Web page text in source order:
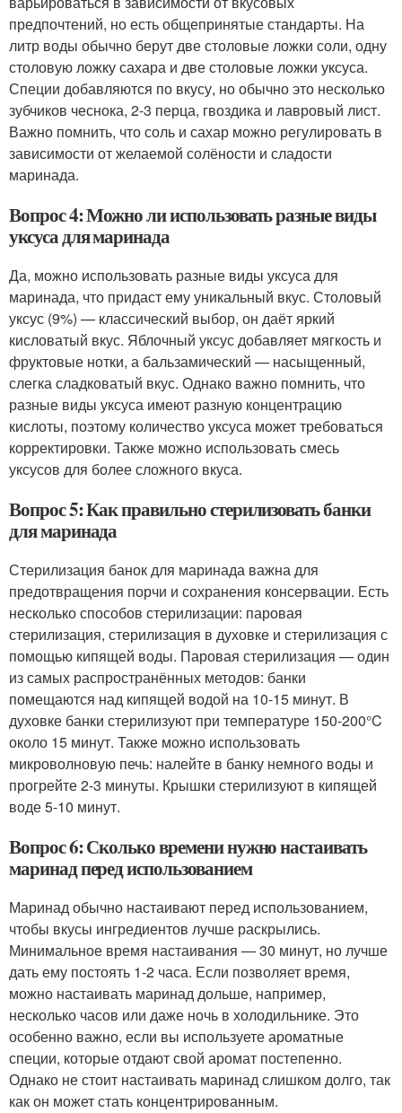
предпочтений, но есть общепринятые стандарты. На
литр воды обычно берут две столовые ложки соли, одну
столовую ложку сахара и две столовые ложки уксуса.
Специи добавляются по вкусу, но обычно это несколько
зубчиков чеснока, 2-3 перца, гвоздика и лавровый лист.
Важно помнить, что соль и сахар можно регулировать в
зависимости от желаемой солёности и сладости
маринада.
Вопрос 4: Можно ли использовать разные виды
уксуса для маринада
Да, можно использовать разные виды уксуса для
маринада, что придаст ему уникальный вкус. Столовый
уксус (9%) — классический выбор, он даёт яркий
кисловатый вкус. Яблочный уксус добавляет мягкость и
фруктовые нотки, а бальзамический — насыщенный,
слегка сладковатый вкус. Однако важно помнить, что
разные виды уксуса имеют разную концентрацию
кислоты, поэтому количество уксуса может требоваться
корректировки. Также можно использовать смесь
уксусов для более сложного вкуса.
Вопрос 5: Как правильно стерилизовать банки
для маринада
Стерилизация банок для маринада важна для
предотвращения порчи и сохранения консервации. Есть
несколько способов стерилизации: паровая
стерилизация, стерилизация в духовке и стерилизация с
помощью кипящей воды. Паровая стерилизация — один
из самых распространённых методов: банки
помещаются над кипящей водой на 10-15 минут. В
духовке банки стерилизуют при температуре 150-200°C
около 15 минут. Также можно использовать
микроволновую печь: налейте в банку немного воды и
прогрейте 2-3 минуты. Крышки стерилизуют в кипящей
воде 5-10 минут.
Вопрос 6: Сколько времени нужно настаивать
маринад перед использованием
Маринад обычно настаивают перед использованием,
чтобы вкусы ингредиентов лучше раскрылись.
Минимальное время настаивания — 30 минут, но лучше
дать ему постоять 1-2 часа. Если позволяет время,
можно настаивать маринад дольше, например,
несколько часов или даже ночь в холодильнике. Это
особенно важно, если вы используете ароматные
специи, которые отдают свой аромат постепенно.
Однако не стоит настаивать маринад слишком долго, так
как он может стать концентрированным.